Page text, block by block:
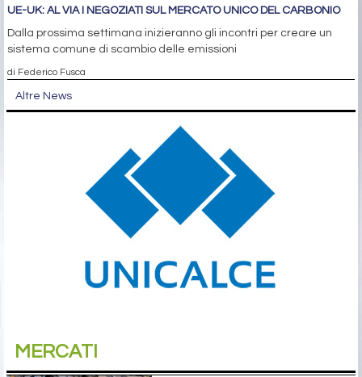
UE-UK: AL VIA I NEGOZIATI SUL MERCATO UNICO DEL CARBONIO
Dalla prossima settimana inizieranno gli incontri per creare un
sistema comune di scambio delle emissioni
di Federico Fusca
Altre News
MERCATI